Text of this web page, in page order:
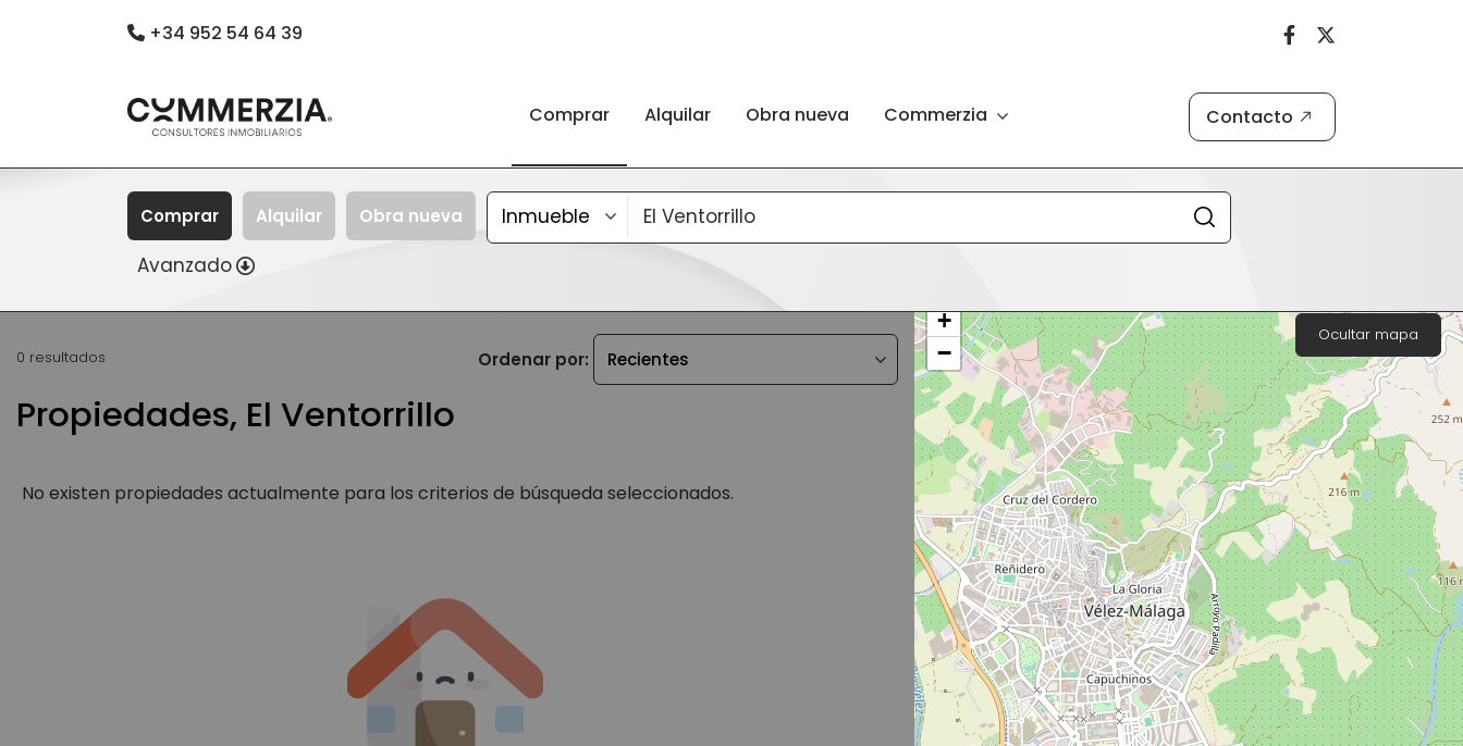
+34 952 54 64 39
Comprar Alquilar Obra nueva Commerzia Contacto
Comprar Alquilar Obra nueva
Avanzado
Ocultar mapa
+
−
0 resultados Ordenar por:
Propiedades, El Ventorrillo
No existen propiedades actualmente para los criterios de búsqueda seleccionados.